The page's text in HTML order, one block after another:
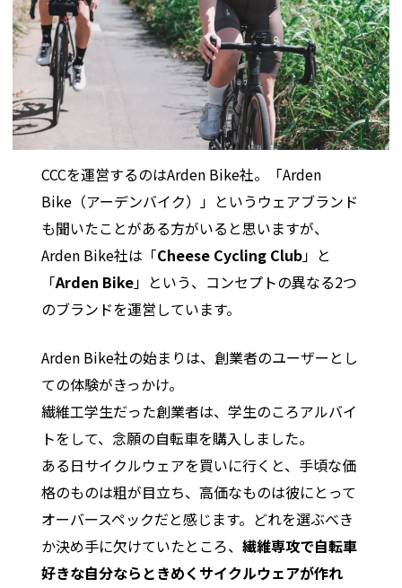
CCCを運営するのはArden Bike社。「Arden
Bike（アーデンバイク）」というウェアブランド
も聞いたことがある方がいると思いますが、
Arden Bike社は「Cheese Cycling Club」と
「Arden Bike」という、コンセプトの異なる2つ
のブランドを運営しています。
Arden Bike社の始まりは、創業者のユーザーとし
ての体験がきっかけ。
繊維工学生だった創業者は、学生のころアルバイ
トをして、念願の自転車を購入しました。
ある日サイクルウェアを買いに行くと、手頃な価
格のものは粗が目立ち、高価なものは彼にとって
オーバースペックだと感じます。どれを選ぶべき
か決め手に欠けていたところ、繊維専攻で自転車
好きな自分ならときめくサイクルウェアが作れ